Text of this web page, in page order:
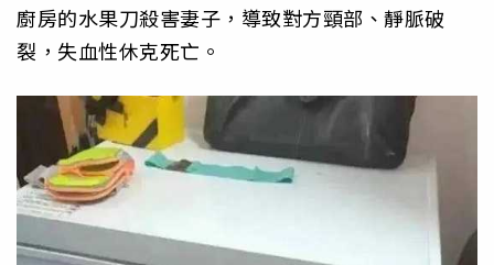
廚房的水果刀殺害妻子，導致對方頸部、靜脈破
裂，失血性休克死亡。